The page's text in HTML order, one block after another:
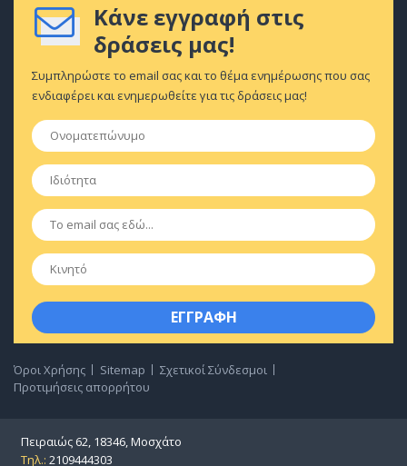
Κάνε εγγραφή στις
δράσεις μας!
Συμπληρώστε το email σας και το θέμα ενημέρωσης που σας
ενδιαφέρει και ενημερωθείτε για τις δράσεις μας!
Ονοματεπώνυμο
Ιδιότητα
Email
Κινητό
Όροι Χρήσης Sitemap
Σχετικοί Σύνδεσμοι
Προτιμήσεις απορρήτου
Πειραιώς 62, 18346, Μοσχάτο
Τηλ.: 2109444303